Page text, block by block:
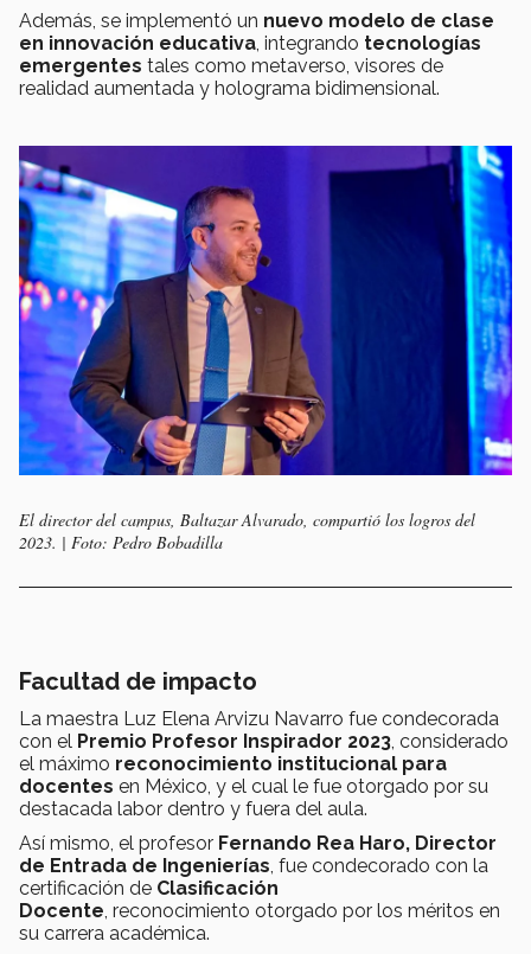
Además, se implementó un nuevo modelo de clase
en innovación educativa, integrando tecnologías
emergentes tales como metaverso, visores de
realidad aumentada y holograma bidimensional.
El director del campus, Baltazar Alvarado, compartió los logros del
2023. | Foto: Pedro Bobadilla
Facultad de impacto
La maestra Luz Elena Arvizu Navarro fue condecorada
con el Premio Profesor Inspirador 2023 , considerado
el máximo reconocimiento institucional para
docentes en México, y el cual le fue otorgado por su
destacada labor dentro y fuera del aula.
Así mismo, el profesor Fernando Rea Haro, Director
de Entrada de Ingenierías , fue condecorado con la
certificación de Clasificación
Docente , reconocimiento otorgado por los méritos en
su carrera académica.